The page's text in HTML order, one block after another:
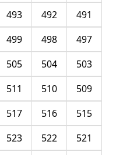
491
492
493
497
498
499
503
504
505
509
510
511
515
516
517
521
522
523